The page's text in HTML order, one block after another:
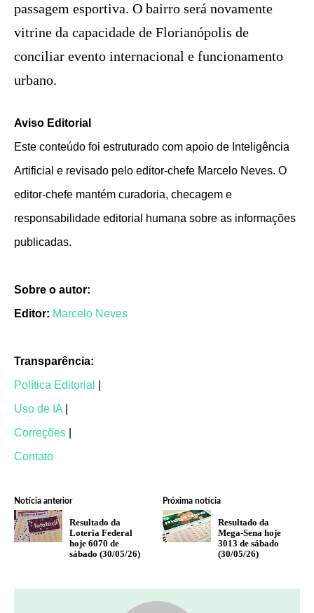
passagem esportiva. O bairro será novamente
vitrine da capacidade de Florianópolis de
conciliar evento internacional e funcionamento
urbano.
Aviso Editorial
Este conteúdo foi estruturado com apoio de Inteligência
Artificial e revisado pelo editor-chefe Marcelo Neves. O
editor-chefe mantém curadoria, checagem e
responsabilidade editorial humana sobre as informações
publicadas.
Sobre o autor:
Editor: Marcelo Neves
Transparência:
Política Editorial
Uso de IA
Correções
Contato
Notícia anterior
Resultado da
Loteria Federal
hoje 6070 de
sábado (30/05/26)
Próxima notícia
Resultado da
Mega-Sena hoje
3013 de sábado
(30/05/26)